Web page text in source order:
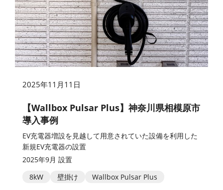
2025年11月11日
【Wallbox Pulsar Plus】神奈川県相模原市
導入事例
EV充電器増設を見越して用意されていた設備を利用した
新規EV充電器の設置
2025年9月 設置
8kW
壁掛け Wallbox Pulsar Plus